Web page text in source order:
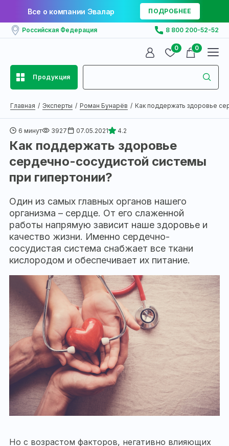
Все о компании Эвалар ПОДРОБНЕЕ
Российская Федерация 8 800 200-52-52
0 0
Продукция
Главная Эксперты Роман Бунарёв Как поддержать здоровье
6 минут 3927 07.05.2021 4.2
Как поддержать здоровье
сердечно-сосудистой системы
при гипертонии?
Один из самых главных органов нашего
организма – сердце. От его слаженной
работы напрямую зависит наше здоровье и
качество жизни. Именно сердечно-
сосудистая система снабжает все ткани
кислородом и обеспечивает их питание.
Но с возрастом факторов, негативно влияющих